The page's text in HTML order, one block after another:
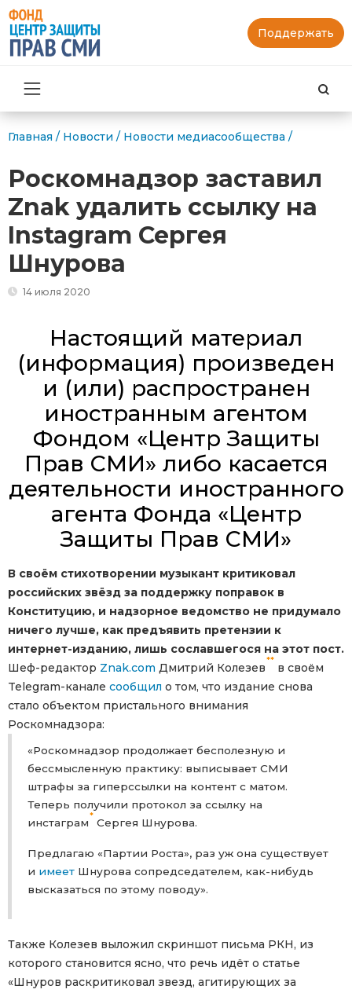
Поддержать
Главная / Новости / Новости медиасообщества /
Роскомнадзор заставил
Znak удалить ссылку на
Instagram Сергея
Шнурова
14 июля 2020
Настоящий материал
(информация) произведен
и (или) распространен
иностранным агентом
Фондом «Центр Защиты
Прав СМИ» либо касается
деятельности иностранного
агента Фонда «Центр
Защиты Прав СМИ»
В своём стихотворении музыкант критиковал
российских звёзд за поддержку поправок в
Конституцию, и надзорное ведомство не придумало
ничего лучше, как предъявить претензии к
интернет-изданию, лишь сославшегося на этот пост.
Шеф-редактор Znak.com Дмитрий Колезев
**
в своём
Telegram-канале сообщил о том, что издание снова
стало объектом пристального внимания
Роскомнадзора:
«Роскомнадзор продолжает бесполезную и
бессмысленную практику: выписывает СМИ
штрафы за гиперссылки на контент с матом.
Теперь получили протокол за ссылку на
инстаграм
*
Сергея Шнурова.
Предлагаю «Партии Роста», раз уж она существует
и имеет Шнурова сопредседателем, как-нибудь
высказаться по этому поводу».
Также Колезев выложил скриншот письма РКН, из
которого становится ясно, что речь идёт о статье
«Шнуров раскритиковал звезд, агитирующих за